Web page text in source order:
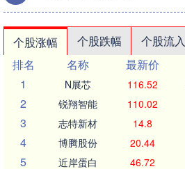
个股涨幅 个股跌幅 个股流入
排名
名称 最新价
1
N展芯 116.52
2 锐翔智能 110.02
3 志特新材 14.8
4 博腾股份 20.44
5 近岸蛋白 46.72